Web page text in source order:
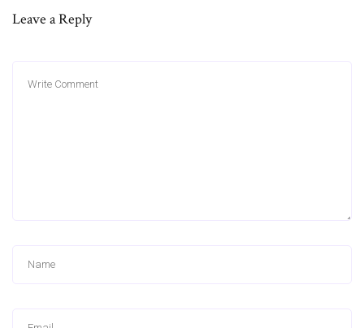
Leave a Reply